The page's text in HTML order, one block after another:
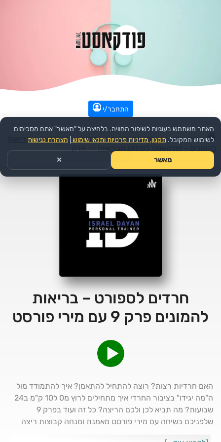
התחבר/י
עמוד הבית >> בריאות וכושר >> כושר >> הפודקאסט: בריאות
להמונים - פודקאסט לקידום הבריאות >>פרק
חרדים לספורט – בריאות
להמונים פרק 9 עם מירי פורסט
האם חרדיות רצות? רוצה להתחיל להתאמן? איך להתמודד מול
ה"מה יגידו" בציבור החרדי איך מתחילים לרוץ מ0 ל10 ק"מ ב24
שבועות? מה תביא לכן ולכם הריצה? כל זה ועוד בפרק 9
שלפניכם בשיחה עם מירי פורסט מאמנת ומנחה קבוצות ריצה
האתר משתמש בעוגיות לשיפור החוויה. בלחיצה על "מאשר" אתם מסכימים
לשימוש המקובל. תקנון, מדיניות פרטיות ותנאי שימוש הצהרת נגישות
מאשר ✕